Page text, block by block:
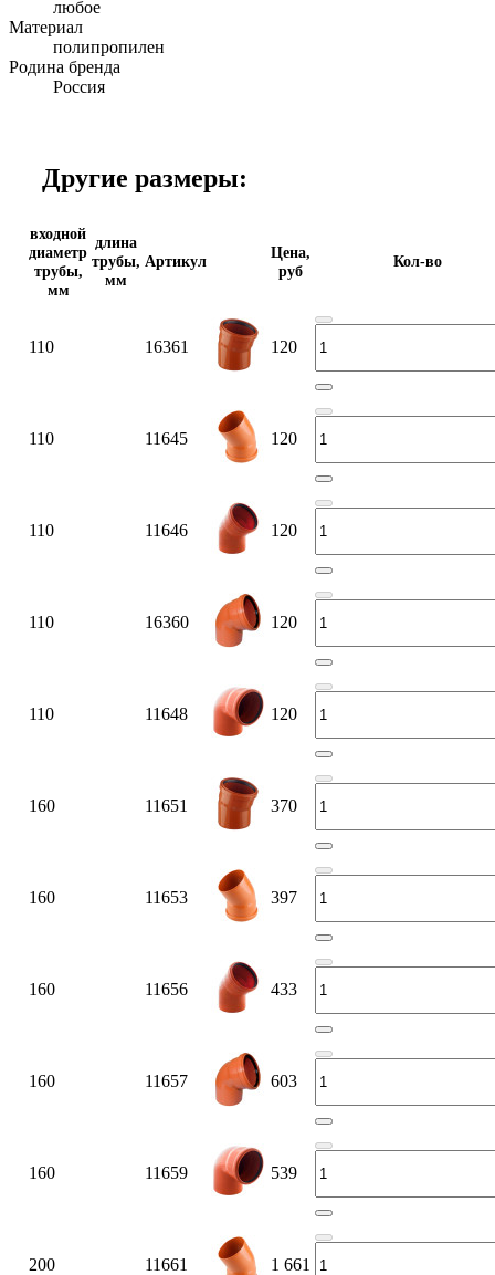
любое
Материал
полипропилен
Родина бренда
Россия
Другие размеры:
входной
диаметр
трубы,
мм
длина
трубы,
мм
Артикул
Цена,
руб
Кол-во
110 16361 120
110 11645 120
110 11646 120
110 16360 120
110 11648 120
160 11651 370
160 11653 397
160 11656 433
160 11657 603
160 11659 539
200 11661 1 661